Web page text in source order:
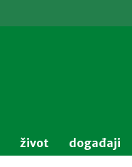
život događaji